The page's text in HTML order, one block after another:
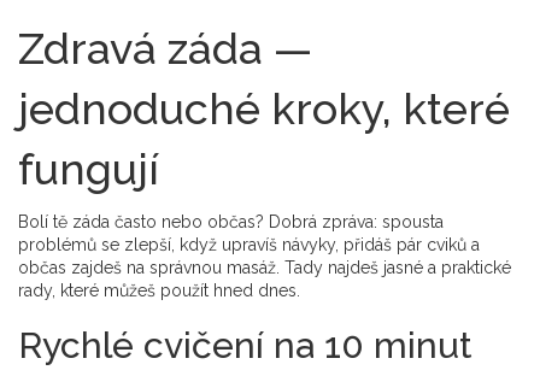
Zdravá záda —
jednoduché kroky, které
fungují
Bolí tě záda často nebo občas? Dobrá zpráva: spousta
problémů se zlepší, když upravíš návyky, přidáš pár cviků a
občas zajdeš na správnou masáž. Tady najdeš jasné a praktické
rady, které můžeš použít hned dnes.
Rychlé cvičení na 10 minut